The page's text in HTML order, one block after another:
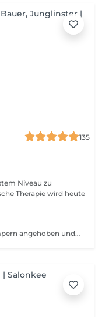
135
Niveau zu
Therapie wird heute
Beim Wimpernlifting werden die Wimpern angehoben und gestreckt. Dadurch erhalten sie einen circa 6 Wochen anhaltenden Schwung. Dank einer ganz bestimmten Technik wirken sie länger, dicker und voluminöser. Wenn die Wimpern gleichzeitig schwarz gefärbt werden, hat man einen Mascara-Effekt, ganz ohne Schminke und Wimpernzange.